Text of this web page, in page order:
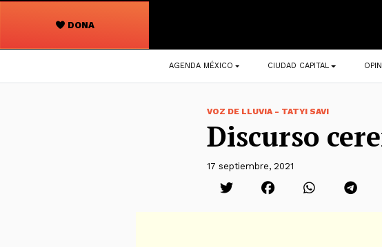
DONA
Navegación
principal
AGENDA MÉXICO CIUDAD CAPITAL
VOZ DE LLUVIA - TATYI SAVI
Discurso
17 septiembre, 2021